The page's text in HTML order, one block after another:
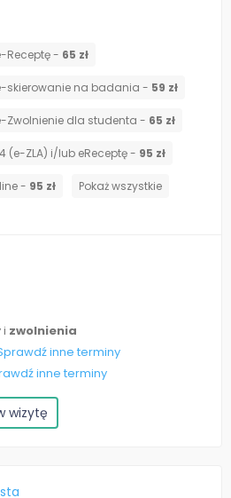
Receptę - 65 zł
skierowanie na badania - 59 zł
Zwolnienie dla studenta - 65 zł
(e-ZLA) i/lub eReceptę - 95 zł
- 95 zł Pokaż wszystkie
i zwolnienia
inne terminy
inne terminy
wizytę